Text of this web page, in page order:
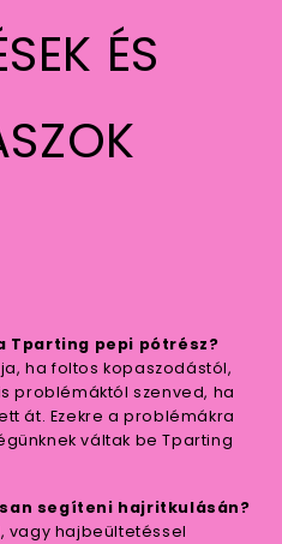
ÉS
Tparting pepi pótrész?
ha foltos kopaszodástól,
problémáktól szenved, ha
át. Ezekre a problémákra
váltak be Tparting
segíteni hajritkulásán?
vagy hajbeültetéssel